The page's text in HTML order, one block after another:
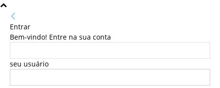
Entrar
Bem-vindo! Entre na sua conta
seu usuário